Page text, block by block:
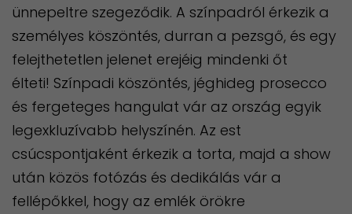
ünnepeltre szegeződik. A színpadról érkezik a
személyes köszöntés, durran a pezsgő, és egy
felejthetetlen jelenet erejéig mindenki őt
élteti! Színpadi köszöntés, jéghideg prosecco
és fergeteges hangulat vár az ország egyik
legexkluzívabb helyszínén. Az est
csúcspontjaként érkezik a torta, majd a show
után közös fotózás és dedikálás vár a
fellépőkkel, hogy az emlék örökre